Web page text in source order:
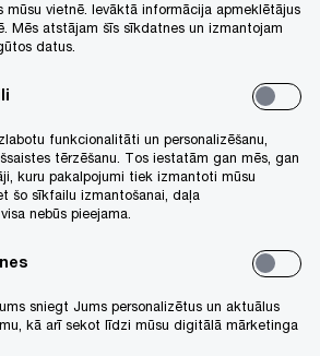
mūsu vietnē. Ievāktā informācija apmeklētājus
Mēs atstājam šīs sīkdatnes un izmantojam
datus.
funkcionalitāti un personalizēšanu,
tērzēšanu. Tos iestatām gan mēs, gan
kuru pakalpojumi tiek izmantoti mūsu
šo sīkfailu izmantošanai, daļa
nebūs pieejama.
sniegt Jums personalizētus un aktuālus
kā arī sekot līdzi mūsu digitālā mārketinga